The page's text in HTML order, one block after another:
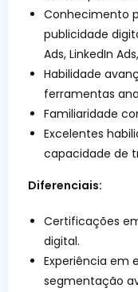
Conhecimento
publicidade
Ads, LinkedIn
Habilidade
ferramentas
Familiaridade
Excelentes
capacidade de
Diferenciais:
Certificações
digital.
Experiência em
segmentação